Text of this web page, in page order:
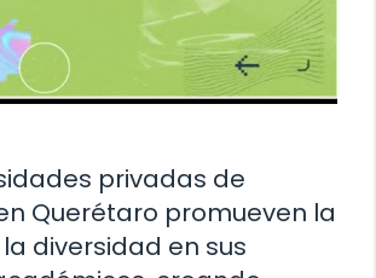
privadas de
Querétaro promueven la
diversidad en sus